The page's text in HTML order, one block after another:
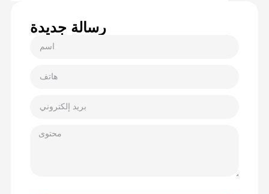
رسالة جديدة